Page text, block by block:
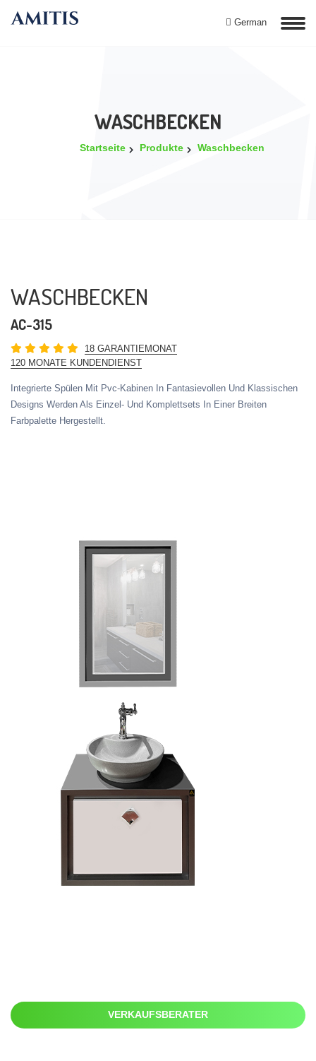
German
WASCHBECKEN
Startseite Produkte Waschbecken
WASCHBECKEN
AC-315
18 GARANTIEMONAT
120 MONATE KUNDENDIENST
Integrierte Spülen Mit Pvc-Kabinen In Fantasievollen Und Klassischen
Designs Werden Als Einzel- Und Komplettsets In Einer Breiten
Farbpalette Hergestellt.
VERKAUFSBERATER